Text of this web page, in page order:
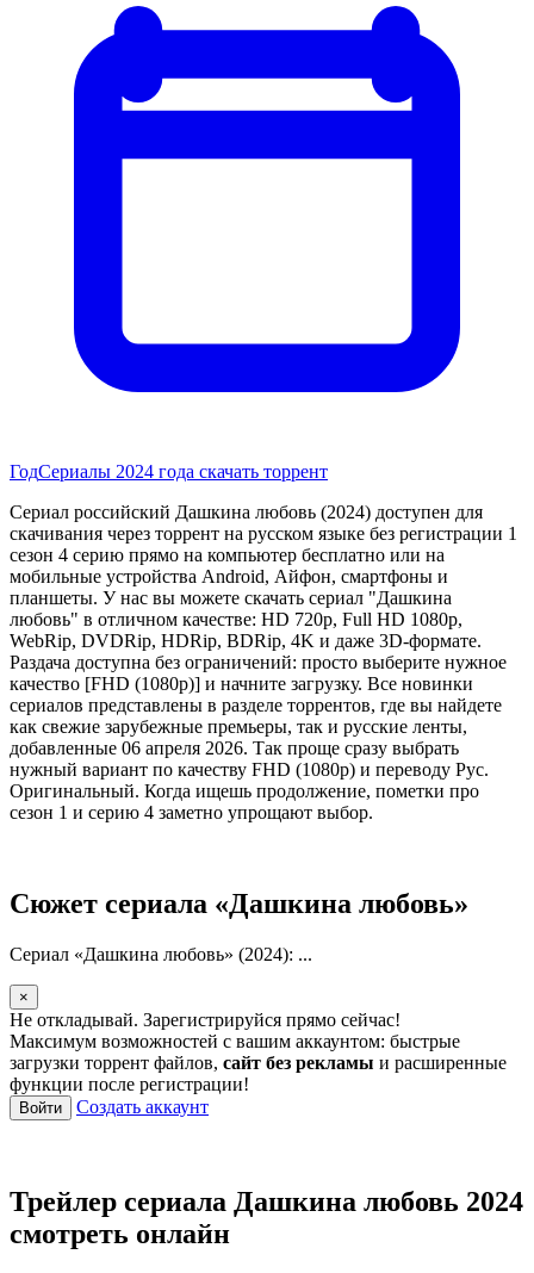
ГодСериалы 2024 года скачать торрент
Сериал российский Дашкина любовь (2024) доступен для
скачивания через торрент на русском языке без регистрации 1
сезон 4 серию прямо на компьютер бесплатно или на
мобильные устройства Android, Айфон, смартфоны и
планшеты. У нас вы можете скачать сериал "Дашкина
любовь" в отличном качестве: HD 720p, Full HD 1080p,
WebRip, DVDRip, HDRip, BDRip, 4K и даже 3D-формате.
Раздача доступна без ограничений: просто выберите нужное
качество [FHD (1080p)] и начните загрузку. Все новинки
сериалов представлены в разделе торрентов, где вы найдете
как свежие зарубежные премьеры, так и русские ленты,
добавленные 06 апреля 2026. Так проще сразу выбрать
нужный вариант по качеству FHD (1080p) и переводу Рус.
Оригинальный. Когда ищешь продолжение, пометки про
сезон 1 и серию 4 заметно упрощают выбор.
Сюжет сериала «Дашкина любовь»
Сериал «Дашкина любовь» (2024): ...
×
Не откладывай. Зарегистрируйся прямо сейчас!
Максимум возможностей с вашим аккаунтом: быстрые
загрузки торрент файлов, сайт без рекламы и расширенные
функции после регистрации!
Войти Создать аккаунт
Трейлер сериала Дашкина любовь 2024
смотреть онлайн